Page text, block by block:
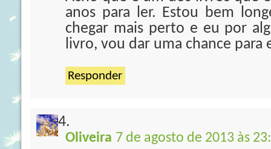
anos para ler. Estou bem
chegar mais perto e eu por
livro, vou dar uma chance para
Responder
Oliveira 7 de agosto de 2013 às